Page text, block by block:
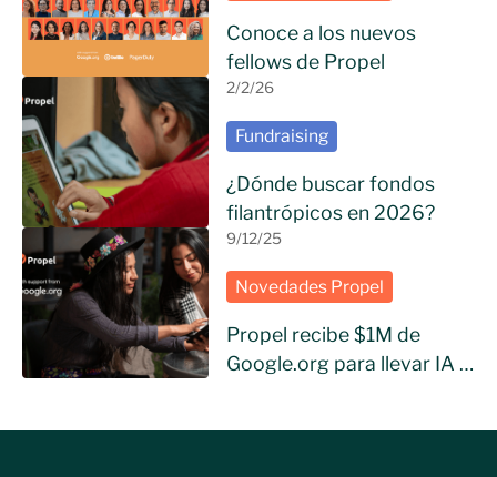
Conoce a los nuevos
fellows de Propel
2/2/26
Fundraising
¿Dónde buscar fondos
filantrópicos en 2026?
9/12/25
Novedades Propel
Propel recibe $1M de
Google.org para llevar IA a